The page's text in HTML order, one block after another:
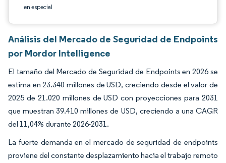
en especial
Análisis del Mercado de Seguridad de Endpoints
por Mordor Intelligence
El tamaño del Mercado de Seguridad de Endpoints en 2026 se
estima en 23.340 millones de USD, creciendo desde el valor de
2025 de 21.020 millones de USD con proyecciones para 2031
que muestran 39.410 millones de USD, creciendo a una CAGR
del 11,04% durante 2026-2031.
La fuerte demanda en el mercado de seguridad de endpoints
proviene del constante desplazamiento hacia el trabajo remoto